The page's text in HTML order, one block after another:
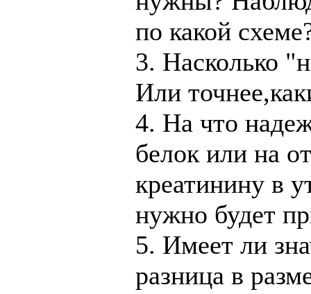
по какой
3. Насколько
Или
4. На что
белок или на
креатинину в
нужно будет
5. Имеет ли
разница в